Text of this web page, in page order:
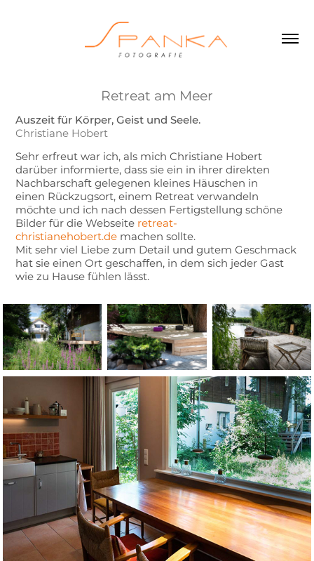
Retreat am Meer
Auszeit für Körper, Geist und Seele.
Christiane Hobert
Sehr erfreut war ich, als michChristiane Hobert
darüber informierte, dass sie ein in ihrer direkten
Nachbarschaft gelegenen kleines Häuschen in
einen Rückzugsort, einem Retreat verwandeln
möchte und ich nach dessen Fertigstellungschöne
Bilder für dieWebseite retreat-
christianehobert.de machen sollte.
Mit sehr viel Liebe zum Detail und gutem Geschmack
hat sie einen Ort geschaffen, in dem sich jeder Gast
wie zu Hause fühlen lässt.